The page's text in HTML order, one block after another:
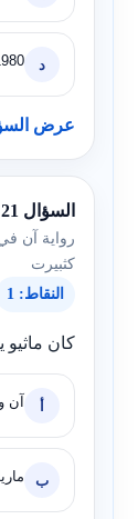
د
عرض
السؤال 21
رواية آن
كثبيرت
النقاط: 1
كان
أ آن
ب